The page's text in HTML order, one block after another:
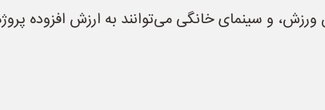
و سینمای خانگی می‌توانند به ارزش افزوده پروژه